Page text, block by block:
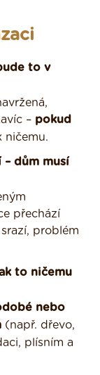
to v
– pokud
ničemu.
– dům musí
přechází
problém
to ničemu
nebo
(např. dřevo,
plísním a